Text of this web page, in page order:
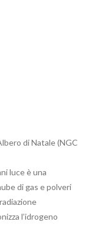
di Natale (NGC
luce è una
di gas e polveri
l’idrogeno